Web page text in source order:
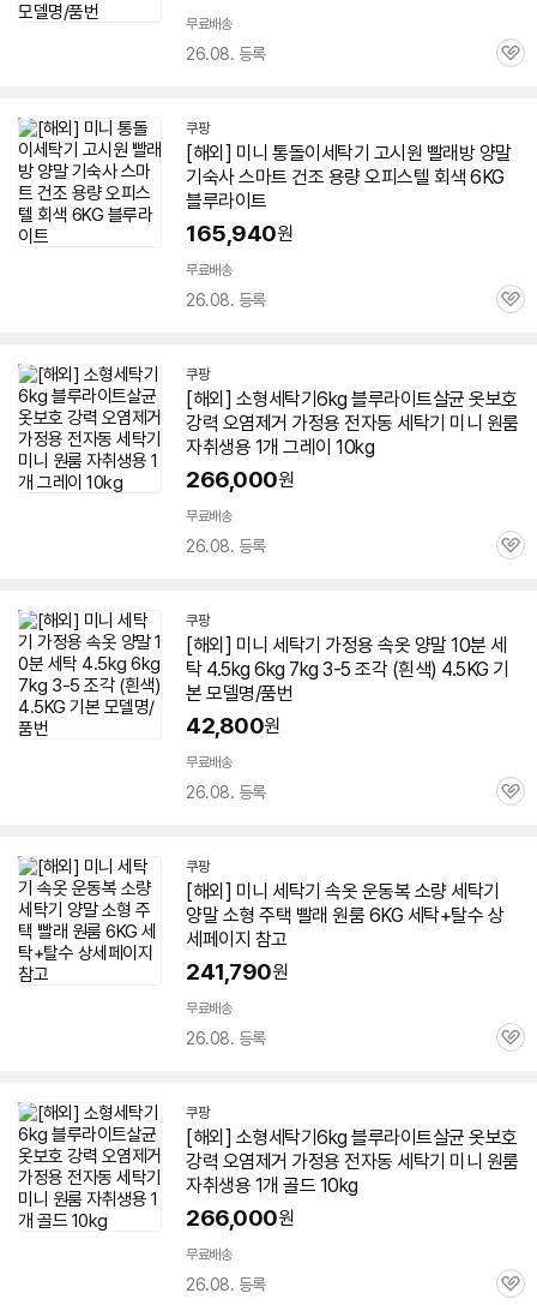
무료배송
26.08. 등록
관
쿠팡
[해외] 미니 통돌이 세탁기 고시원 빨래방 양말
기숙사 스마트 건조 용량 오피스텔 회색 6KG
블루라이트
165,940원
무료배송
26.08. 등록
관
쿠팡
[해외] 소형세탁기6kg 블루라이트살균 옷보호
강력 오염제거 가정용 전자동 세탁기 미니 원룸
자취생용 1개 그레이 10kg
266,000원
무료배송
26.08. 등록
관
쿠팡
[해외] 미니 세탁기 가정용 속옷 양말 10분 세
탁 4.5kg 6kg 7kg 3-5 조각 (흰색) 4.5KG 기
본 모델명/품번
42,800원
무료배송
26.08. 등록
관
쿠팡
[해외] 미니 세탁기 속옷 운동복 소량 세탁기
양말 소형 주택 빨래 원룸 6KG 세탁+탈수 상
세페이지 참고
241,790원
무료배송
26.08. 등록
관
쿠팡
[해외] 소형세탁기6kg 블루라이트살균 옷보호
강력 오염제거 가정용 전자동 세탁기 미니 원룸
자취생용 1개 골드 10kg
266,000원
무료배송
26.08. 등록
관